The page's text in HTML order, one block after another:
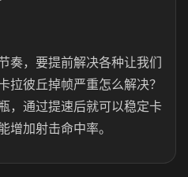
奏，要提前解决各种让我们
拉彼丘掉帧严重怎么解决？
，通过提速后就可以稳定卡
增加射击命中率。